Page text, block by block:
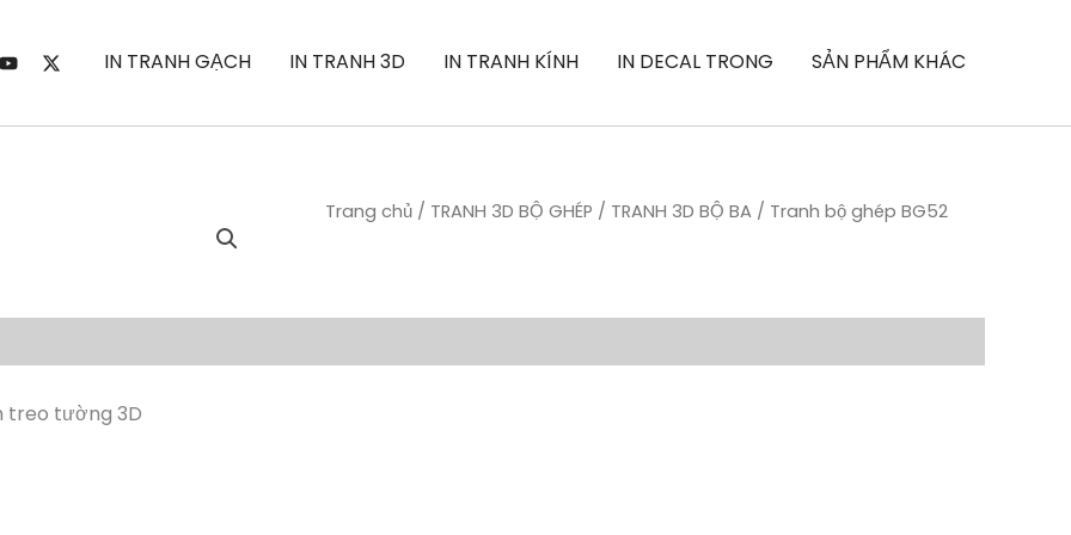
IN TRANH GẠCH IN TRANH 3D IN TRANH KÍNH IN DECAL TRONG SẢN PHẨM KHÁC
Trang chủ / TRANH 3D BỘ GHÉP / TRANH 3D BỘ BA / Tranh bộ ghép BG52
treo tường 3D